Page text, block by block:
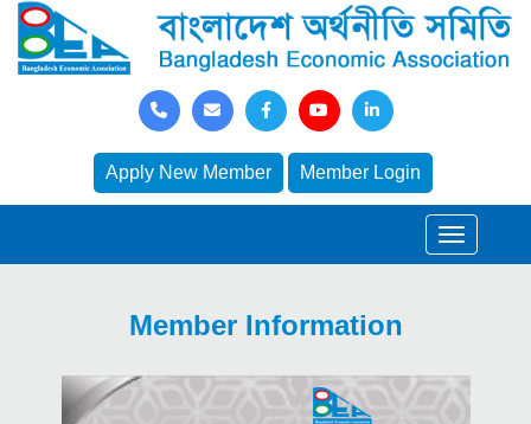
Apply New Member Member Login
Member Information